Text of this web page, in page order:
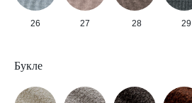
26 27 28 29
Букле